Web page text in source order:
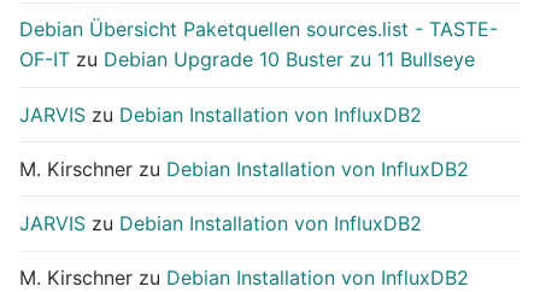
Debian Übersicht Paketquellen sources.list - TASTE-
OF-IT zu Debian Upgrade 10 Buster zu 11 Bullseye
JARVIS zu Debian Installation von InfluxDB2
M. Kirschner zu Debian Installation von InfluxDB2
JARVIS zu Debian Installation von InfluxDB2
M. Kirschner zu Debian Installation von InfluxDB2